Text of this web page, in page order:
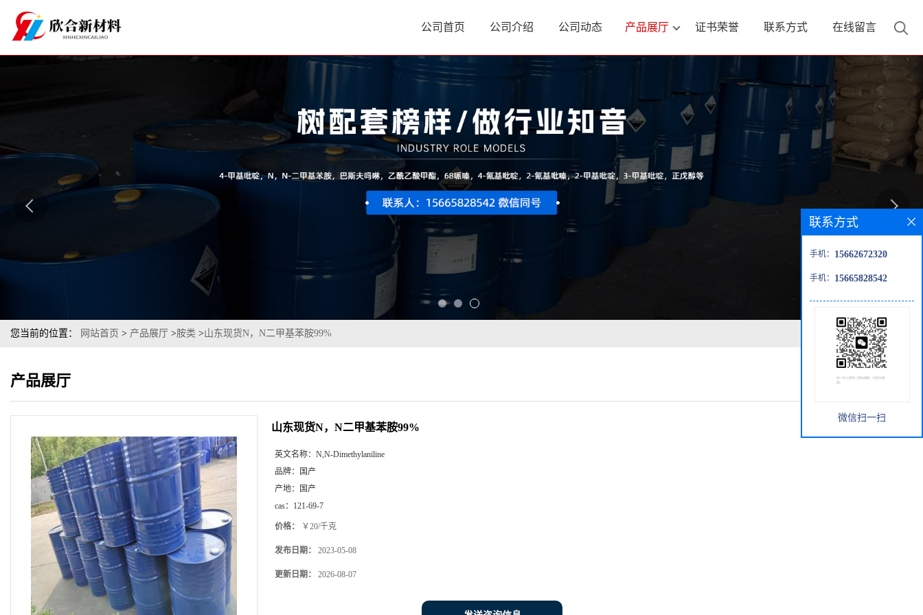
公司首页 公司介绍 公司动态 产品展厅 证书荣誉 联系方式 在线留言
您当前的位置： 网站首页 > 产品展厅 >胺类 >山东现货N，N二甲基苯胺99%
产品展厅
山东现货N，N二甲基苯胺99%
英文名称： N,N-Dimethylaniline
品牌：
国产
产地：
国产
cas： 121-69-7
价格： ￥20/千克
发布日期： 2023-05-08
更新日期： 2026-08-07
联系方式
手机： 15662672320
手机： 15665828542
微信扫一扫